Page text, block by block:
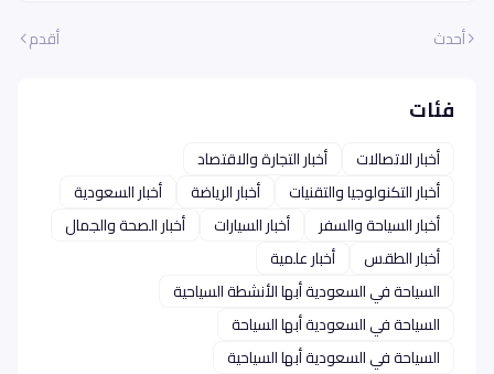
أحدث أقدم
فئات
أخبار الاتصالات
أخبار التجارة والاقتصاد
أخبار التكنولوجيا والتقنيات
أخبار الرياضة
أخبار السعودية
أخبار السياحة والسفر
أخبار السيارات
أخبار الصحة والجمال
أخبار الطقس
أخبار علمية
السياحة في السعودية أبها الأنشطة السياحية
السياحة في السعودية أبها السياحة
السياحة في السعودية أبها السياحية